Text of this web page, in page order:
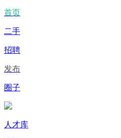
首页
二手
招聘
发布
圈子
人才库